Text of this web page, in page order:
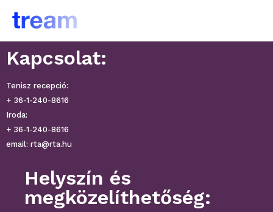
Kapcsolat:
Tenisz recepció:
+ 36-1-240-8616
Iroda:
+ 36-1-240-8616
email: rta@rta.hu
Helyszín és
megközelíthetőség: